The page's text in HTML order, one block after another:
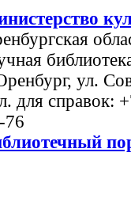
ул.
для справок:
76